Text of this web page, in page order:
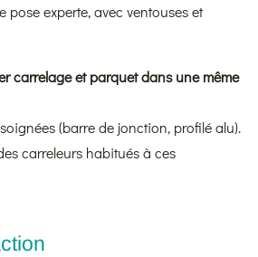
pose experte, avec ventouses et
carrelage et parquet dans une même
(barre de jonction, profilé alu).
carreleurs habitués à ces